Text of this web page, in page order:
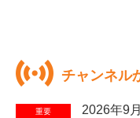
チャンネル
重要 2026年9